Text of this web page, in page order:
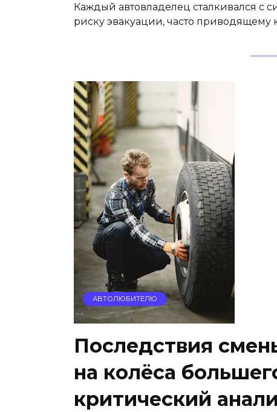
Каждый автовладелец сталкивался с
риску эвакуации, часто
АВТОЛЮБИТЕЛЮ
Последствия
на колёса
критический